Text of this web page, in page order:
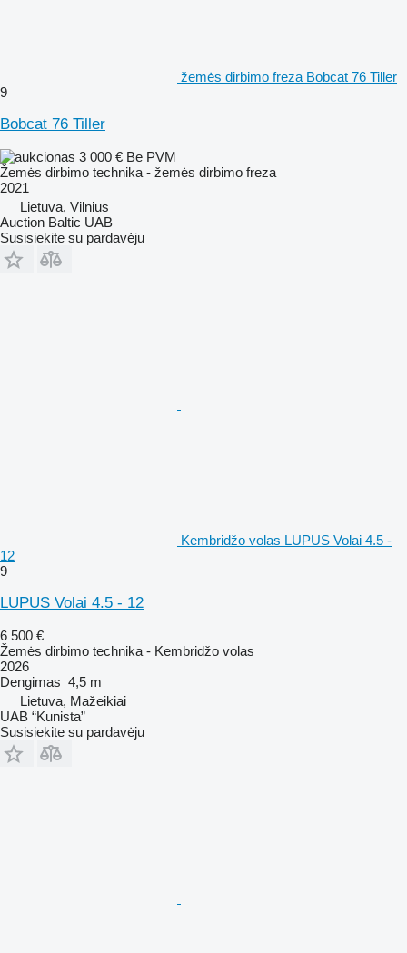
žemės dirbimo freza Bobcat 76 Tiller
9
Bobcat 76 Tiller
3 000 € Be PVM
Žemės dirbimo technika - žemės dirbimo freza
2021
Lietuva, Vilnius
Auction Baltic UAB
Susisiekite su pardavėju
Kembridžo volas LUPUS Volai 4.5 -
12
9
LUPUS Volai 4.5 - 12
6 500 €
Žemės dirbimo technika - Kembridžo volas
2026
Dengimas 4,5 m
Lietuva, Mažeikiai
UAB “Kunista”
Susisiekite su pardavėju